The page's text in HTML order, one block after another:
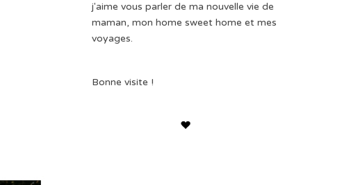
j'aime vous parler de ma nouvelle vie de
maman, mon home sweet home et mes
voyages.
Bonne visite !